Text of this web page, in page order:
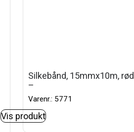
Silkebånd, 15mmx10m, rød
–
Varenr.: 5771
Vis produkt